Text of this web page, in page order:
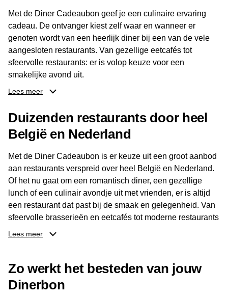
Met de Diner Cadeaubon geef je een culinaire ervaring
cadeau. De ontvanger kiest zelf waar en wanneer er
genoten wordt van een heerlijk diner bij een van de vele
aangesloten restaurants. Van gezellige eetcafés tot
sfeervolle restaurants: er is volop keuze voor een
smakelijke avond uit.
ontvanger eenvoudig een locatie kiezen die past bij de
smaak en gelegenheid. Zo geeft de Diner Cadeaubon niet
alleen een diner, maar ook een gezellig moment om
Lees meer
Duizenden restaurants door heel
België en Nederland
Met de Diner Cadeaubon is er keuze uit een groot aanbod
aan restaurants verspreid over heel België en Nederland.
Of het nu gaat om een romantisch diner, een gezellige
lunch of een culinair avondje uit met vrienden, er is altijd
een restaurant dat past bij de smaak en gelegenheid. Van
sfeervolle brasserieën en eetcafés tot moderne restaurants
en gastronomische locaties: er is voor ieder wat wils.
buurt, bijvoorbeeld in Brussel, Antwerpen, Gent of Brugge.
De ontvanger kiest zelf waar en wanneer er wordt genoten
van deze culinaire ervaring. Zo is de Diner Cadeaubon
Lees meer
Zo werkt het besteden van jouw
Dinerbon